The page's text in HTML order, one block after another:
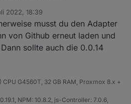
2022, 18:39
musst du den Adapter
von Github erneut laden und
sollte auch die 0.0.14
CPU G4560T, 32 GB RAM, Proxmox 8.x +
NPM: 10.8.2, js-Controller: 7.0.6,